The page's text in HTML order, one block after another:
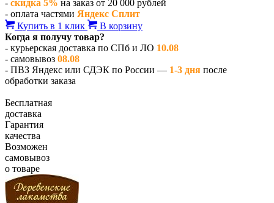
- скидка 5% на заказ от 20 000 рублей
- оплата частями Яндекс Сплит
Купить в 1 клик
В корзину
Когда я получу товар?
- курьерская доставка по СПб и ЛО 10.08
- самовывоз 08.08
- ПВЗ Яндекс или СДЭК по России — 1-3 дня после
обработки заказа
Бесплатная
доставка
Гарантия
качества
Возможен
самовывоз
о товаре